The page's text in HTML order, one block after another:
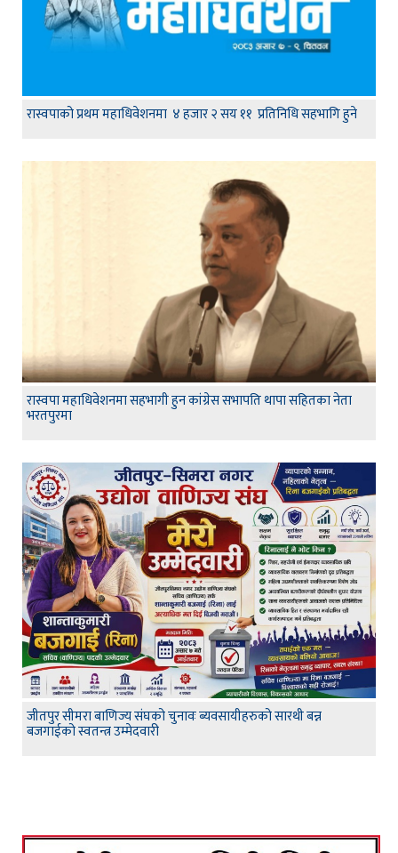
रास्वपाको प्रथम महाधिवेशनमा ४ हजार २ सय ११ प्रतिनिधि सहभागि हुने
रास्वपा महाधिवेशनमा सहभागी हुन कांग्रेस सभापति थापा सहितका नेता
भरतपुरमा
जीतपुर सीमरा बाणिज्य संघको चुनावः ब्यवसायीहरुको सारथी बन्न
बजगाईको स्वतन्त्र उम्मेदवारी